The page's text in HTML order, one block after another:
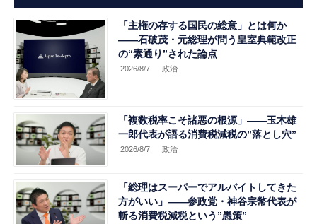
「主権の存する国民の総意」とは何か
――石破茂・元総理が問う皇室典範改正
の“素通り”された論点
2026/8/7 .政治
「複数税率こそ諸悪の根源」――玉木雄
一郎代表が語る消費税減税の”落とし穴”
2026/8/7 .政治
「総理はスーパーでアルバイトしてきた
方がいい」――参政党・神谷宗幣代表が
斬る消費税減税という”愚策”